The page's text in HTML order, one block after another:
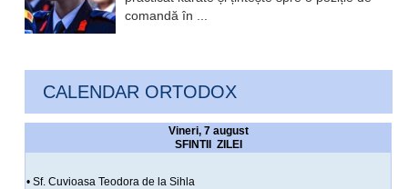
comandă în ...
CALENDAR ORTODOX
Vineri, 7 august
SFINTII ZILEI
• Sf. Cuvioasa Teodora de la Sihla